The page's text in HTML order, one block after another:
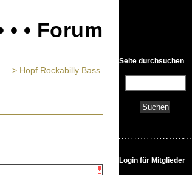
Seite durchsuchen
Login für Mitglieder
• • Forum
> Hopf Rockabilly Bass